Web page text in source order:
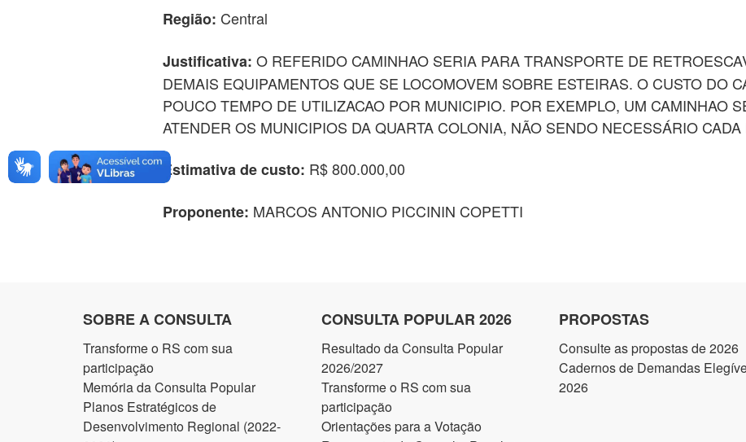
Região: Central
Justificativa: O REFERIDO CAMINHAO SERIA PARA TRANSPORTE DE
DEMAIS EQUIPAMENTOS QUE SE LOCOMOVEM SOBRE ESTEIRAS. O CUSTO DO
POUCO TEMPO DE UTILIZACAO POR MUNICIPIO. POR EXEMPLO, UM CAMINHAO
ATENDER OS MUNICIPIOS DA QUARTA COLONIA, NÃO SENDO NECESSÁRIO
Estimativa de custo: R$ 800.000,00
Proponente: MARCOS ANTONIO PICCININ COPETTI
SOBRE A CONSULTA
Transforme o RS com sua
participação
Memória da Consulta Popular
Planos Estratégicos de
Desenvolvimento Regional (2022-
CONSULTA POPULAR 2026
Resultado da Consulta Popular
2026/2027
Transforme o RS com sua
participação
Orientações para a Votação
PROPOSTAS
Consulte as propostas de 2026
Cadernos de Demandas
2026